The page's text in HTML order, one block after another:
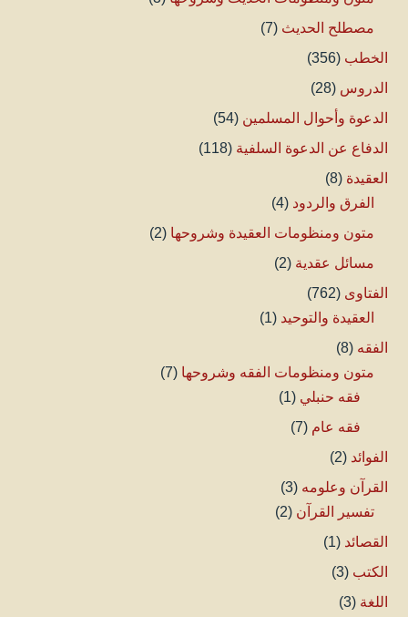
مصطلح الحديث (7)
الخطب (356)
الدروس (28)
الدعوة وأحوال المسلمين (54)
الدفاع عن الدعوة السلفية (118)
العقيدة (8)
الفرق والردود (4)
متون ومنظومات العقيدة وشروحها (2)
مسائل عقدية (2)
الفتاوى (762)
العقيدة والتوحيد (1)
الفقه (8)
متون ومنظومات الفقه وشروحها (7)
فقه حنبلي (1)
فقه عام (7)
الفوائد (2)
القرآن وعلومه (3)
تفسير القرآن (2)
القصائد (1)
الكتب (3)
اللغة (3)